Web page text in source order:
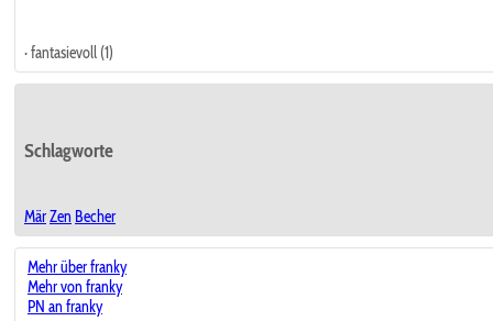
· fantasievoll (1)
Schlagworte
MärZen Becher
Mehr über franky
Mehr von franky
PN an franky